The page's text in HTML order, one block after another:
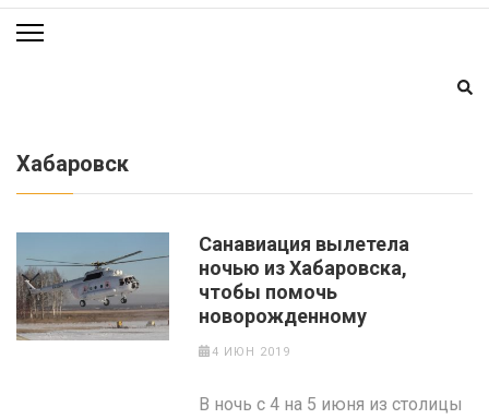
Хабаровск
Санавиация вылетела
ночью из Хабаровска,
чтобы помочь
новорожденному
4 ИЮН 2019
В ночь с 4 на 5 июня из столицы